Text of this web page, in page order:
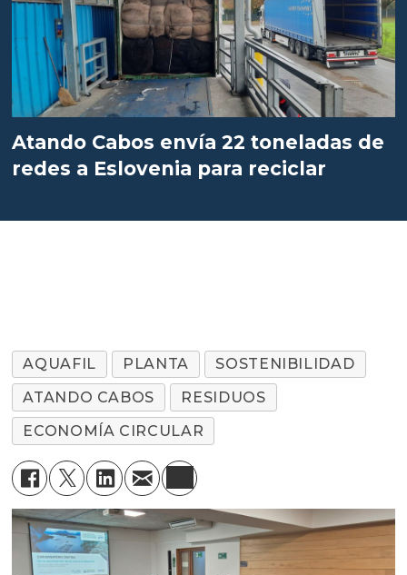
Atando Cabos envía 22 toneladas de
redes a Eslovenia para reciclar
AQUAFIL PLANTA
SOSTENIBILIDAD
ATANDO CABOS
RESIDUOS
ECONOMÍA CIRCULAR